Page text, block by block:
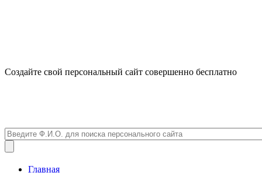
Создайте свой персональный сайт совершенно бесплатно
Главная